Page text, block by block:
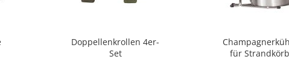
Doppellenkrollen 4er-
Set
für